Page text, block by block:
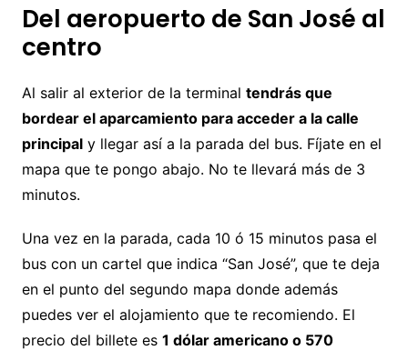
Del aeropuerto de San José al
centro
Al salir al exterior de la terminal tendrás que
bordear el aparcamiento para acceder a la calle
principaly llegar así a la parada del bus. Fíjate en el
mapa que te pongo abajo. No te llevará más de 3
minutos.
Una vez en la parada, cada 10 ó 15 minutos pasa el
bus con un cartel que indica “San José”, que te deja
en el punto del segundo mapa donde además
puedes ver el alojamiento que te recomiendo. El
precio del billete es 1 dólar americano o 570